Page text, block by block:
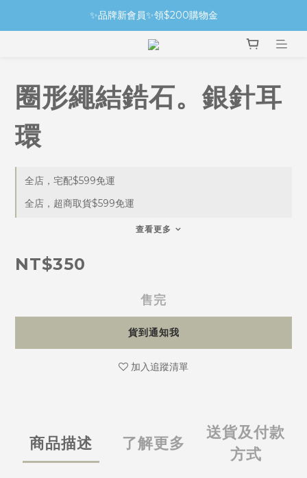
✨品牌新會員✨領$200購物金
圈形繩結鋯石。銀針耳
環
全店，宅配$599免運
全店，超商取貨$599免運
查看更多
NT$350
售完
貨到通知我
加入追蹤清單
商品描述 了解更多
送貨及付款
方式